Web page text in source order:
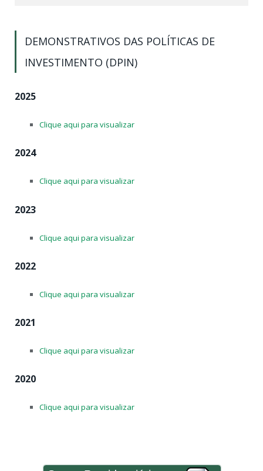
DEMONSTRATIVOS DAS POLÍTICAS DE
INVESTIMENTO (DPIN)
2025
Clique aqui para visualizar
2024
Clique aqui para visualizar
2023
Clique aqui para visualizar
2022
Clique aqui para visualizar
2021
Clique aqui para visualizar
2020
Clique aqui para visualizar